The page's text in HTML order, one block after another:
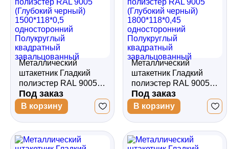
Металлический
штакетник Гладкий
полиэстер RAL 9005
(Глубокий черный)
1500*118*0,5
односторонний
Полукруглый
квадратный
завальцованный
Под заказ
В корзину
Металлический
штакетник Гладкий
полиэстер RAL 9005
(Глубокий черный)
1800*118*0,45
односторонний
Полукруглый
квадратный
завальцованный
Под заказ
В корзину